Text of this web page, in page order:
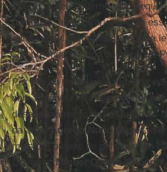
Porém, a seu governo nem
humanos, ao contrário. E com
educacional, nem qualquer outra
compreende o fundo do assunto!
Por que se minimiza o tema da
com violência? Para acobertar
desaparecimento dos estudantes
da área,
Aurelio Nuño Mayer,
mais um projeto de país que um
Governo,Miguel Osorio Chong,